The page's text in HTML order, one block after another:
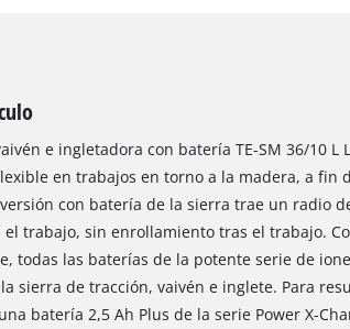
e ingletadora con batería TE-SM 36/10 L
en trabajos en torno a la madera, a fin
con batería de la sierra trae un radio
el trabajo, sin enrollamiento tras el trabajo.
todas las baterías de la potente serie de
sierra de tracción, vaivén e inglete. Para
batería 2,5 Ah Plus de la serie Power X-